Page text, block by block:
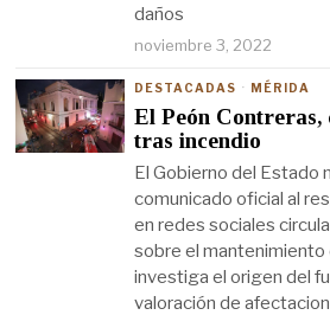
daños
noviembre 3, 2022
DESTACADAS · MÉRIDA
El Peón Contreras,
tras incendio
El Gobierno del Estado
comunicado oficial al
en redes sociales
sobre el mantenimiento
investiga el origen del
valoración de